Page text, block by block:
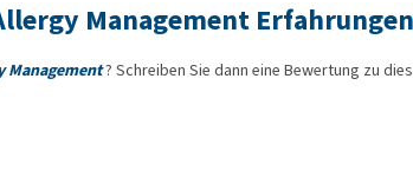
Sorgen Sie dafür, dass Ihre Katze
Katze den ganzen Tag über zur Verfügung
alten Futter mischen, um den Übergang
Management Erfahrungen
Management? Schreiben Sie dann eine Bewertung zu